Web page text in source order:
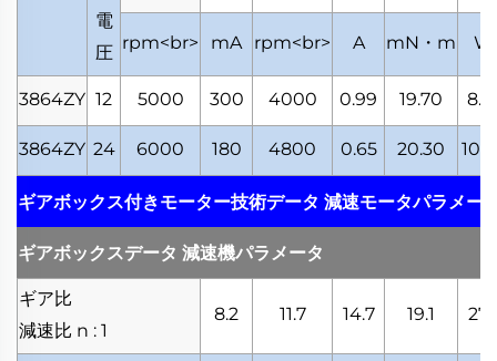
電
圧 rpm<br> mA rpm<br> A mN・m W
3864ZY 12 5000 300 4000 0.99 19.70
3864ZY 24 6000 180 4800 0.65 20.30
ギアボックス付きモーター技術データ 減速モータパラメー
ギアボックスデータ 減速機パラメータ
ギア比
減速比 n : 1
8.2 11.7 14.7 19.1